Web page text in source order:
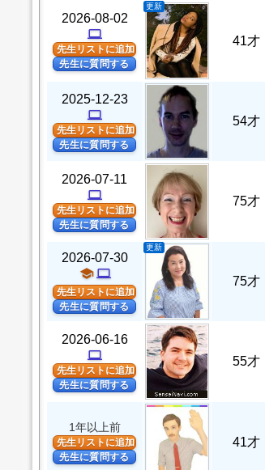
2026-08-02
computer
先生リストに追加
先生に質問する
更新
41才
2025-12-23
computer
先生リストに追加
先生に質問する
54才
2026-07-11
computer
先生リストに追加
先生に質問する
75才
2026-07-30
school computer
先生リストに追加
先生に質問する
更新
75才
2026-06-16
computer
先生リストに追加
先生に質問する
55才
1年以上前
先生リストに追加
先生に質問する
41才